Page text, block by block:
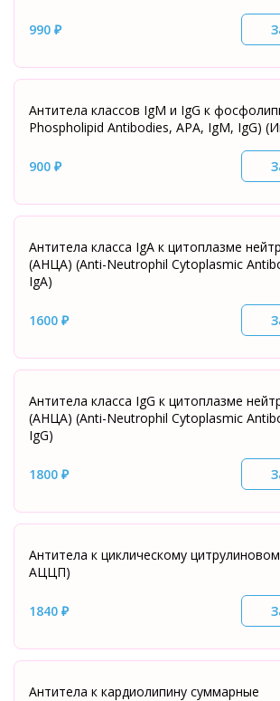
990 ₽
Антитела классов IgM и IgG к
Phospholipid Antibodies, APA, IgM, IgG)
900 ₽
Антитела класса IgА к цитоплазме
(АНЦА) (Anti-Neutrophil Cytoplasmic
IgA)
1600 ₽
Антитела класса IgG к цитоплазме
(АНЦА) (Anti-Neutrophil Сytoplasmic
IgG)
1800 ₽
Антитела к циклическому
АЦЦП)
1840 ₽
Антитела к кардиолипину суммарные